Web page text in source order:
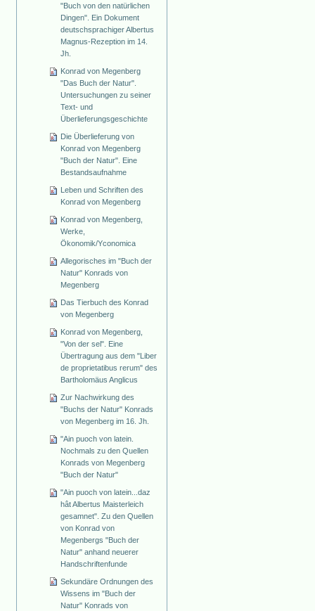
"Buch von den natürlichen
Dingen". Ein Dokument
deutschsprachiger Albertus
Magnus-Rezeption im 14.
Jh.
Konrad von Megenberg
"Das Buch der Natur".
Untersuchungen zu seiner
Text- und
Überlieferungsgeschichte
Die Überlieferung von
Konrad von Megenberg
"Buch der Natur". Eine
Bestandsaufnahme
Leben und Schriften des
Konrad von Megenberg
Konrad von Megenberg,
Werke,
Ökonomik/Yconomica
Allegorisches im "Buch der
Natur" Konrads von
Megenberg
Das Tierbuch des Konrad
von Megenberg
Konrad von Megenberg,
"Von der sel". Eine
Übertragung aus dem "Liber
de proprietatibus rerum" des
Bartholomäus Anglicus
Zur Nachwirkung des
"Buchs der Natur" Konrads
von Megenberg im 16. Jh.
"Ain puoch von latein.
Nochmals zu den Quellen
Konrads von Megenberg
"Buch der Natur"
"Ain puoch von latein...daz
hât Albertus Maisterleich
gesamnet". Zu den Quellen
von Konrad von
Megenbergs "Buch der
Natur" anhand neuerer
Handschriftenfunde
Sekundäre Ordnungen des
Wissens im "Buch der
Natur" Konrads von